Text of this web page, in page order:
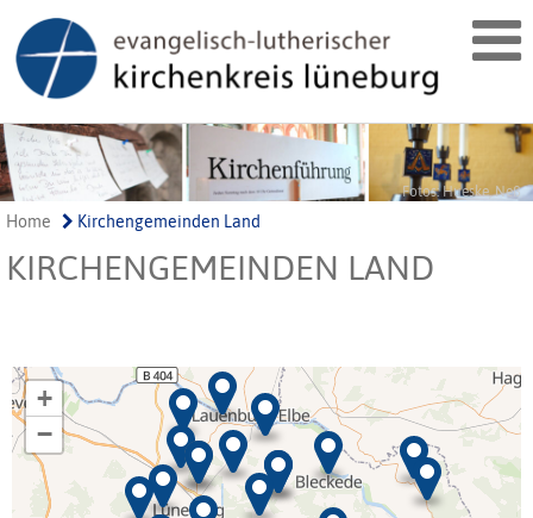
Fotos: Hueske, Neß
Home Kirchengemeinden Land
KIRCHENGEMEINDEN LAND
+
−